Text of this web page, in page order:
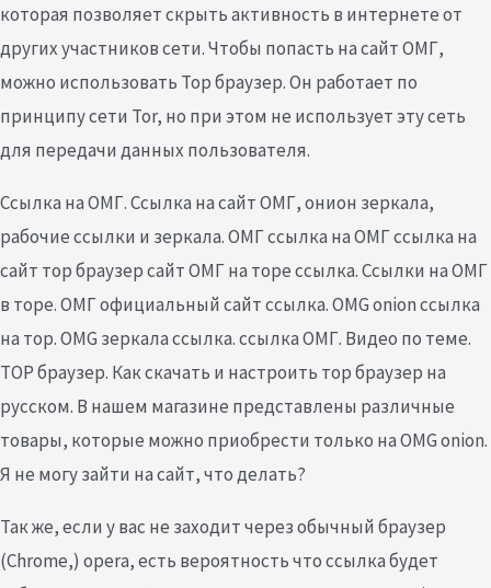
которая позволяет скрыть активность в интернете от
других участников сети. Чтобы попасть на сайт ОМГ,
можно использовать Тор браузер. Он работает по
принципу сети Tor, но при этом не использует эту сеть
для передачи данных пользователя.
Ссылка на ОМГ. Ссылка на сайт ОМГ, онион зеркала,
рабочие ссылки и зеркала. ОМГ ссылка на ОМГ ссылка на
сайт тор браузер сайт ОМГ на торе ссылка. Ссылки на ОМГ
в торе. ОМГ официальный сайт ссылка. OMG onion ссылка
на тор. OMG зеркала ссылка. ссылка ОМГ. Видео по теме.
ТОР браузер. Как скачать и настроить тор браузер на
русском. В нашем магазине представлены различные
товары, которые можно приобрести только на OMG onion.
Я не могу зайти на сайт, что делать?
Так же, если у вас не заходит через обычный браузер
(Chrome,) opera, есть вероятность что ссылка будет